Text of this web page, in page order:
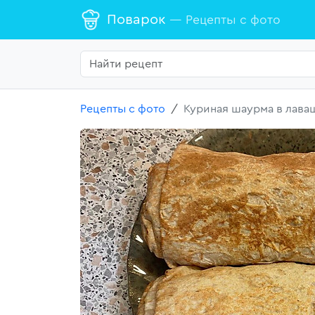
Поварок — Рецепты с фото
Рецепты с фото Куриная шаурма в